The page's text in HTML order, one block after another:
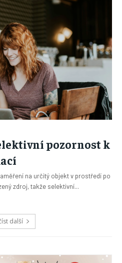
pozornost k
na určitý objekt v prostředí po
zdroj, takže selektivní...
další